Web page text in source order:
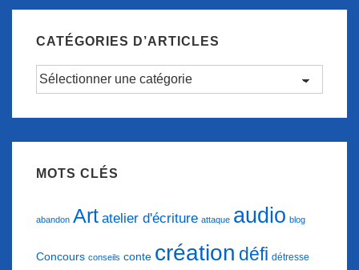
CATÉGORIES D’ARTICLES
Catégories
MOTS CLÉS
abandon Art atelier d'écriture attaque audio blog
Concours conseils conte création défi détresse